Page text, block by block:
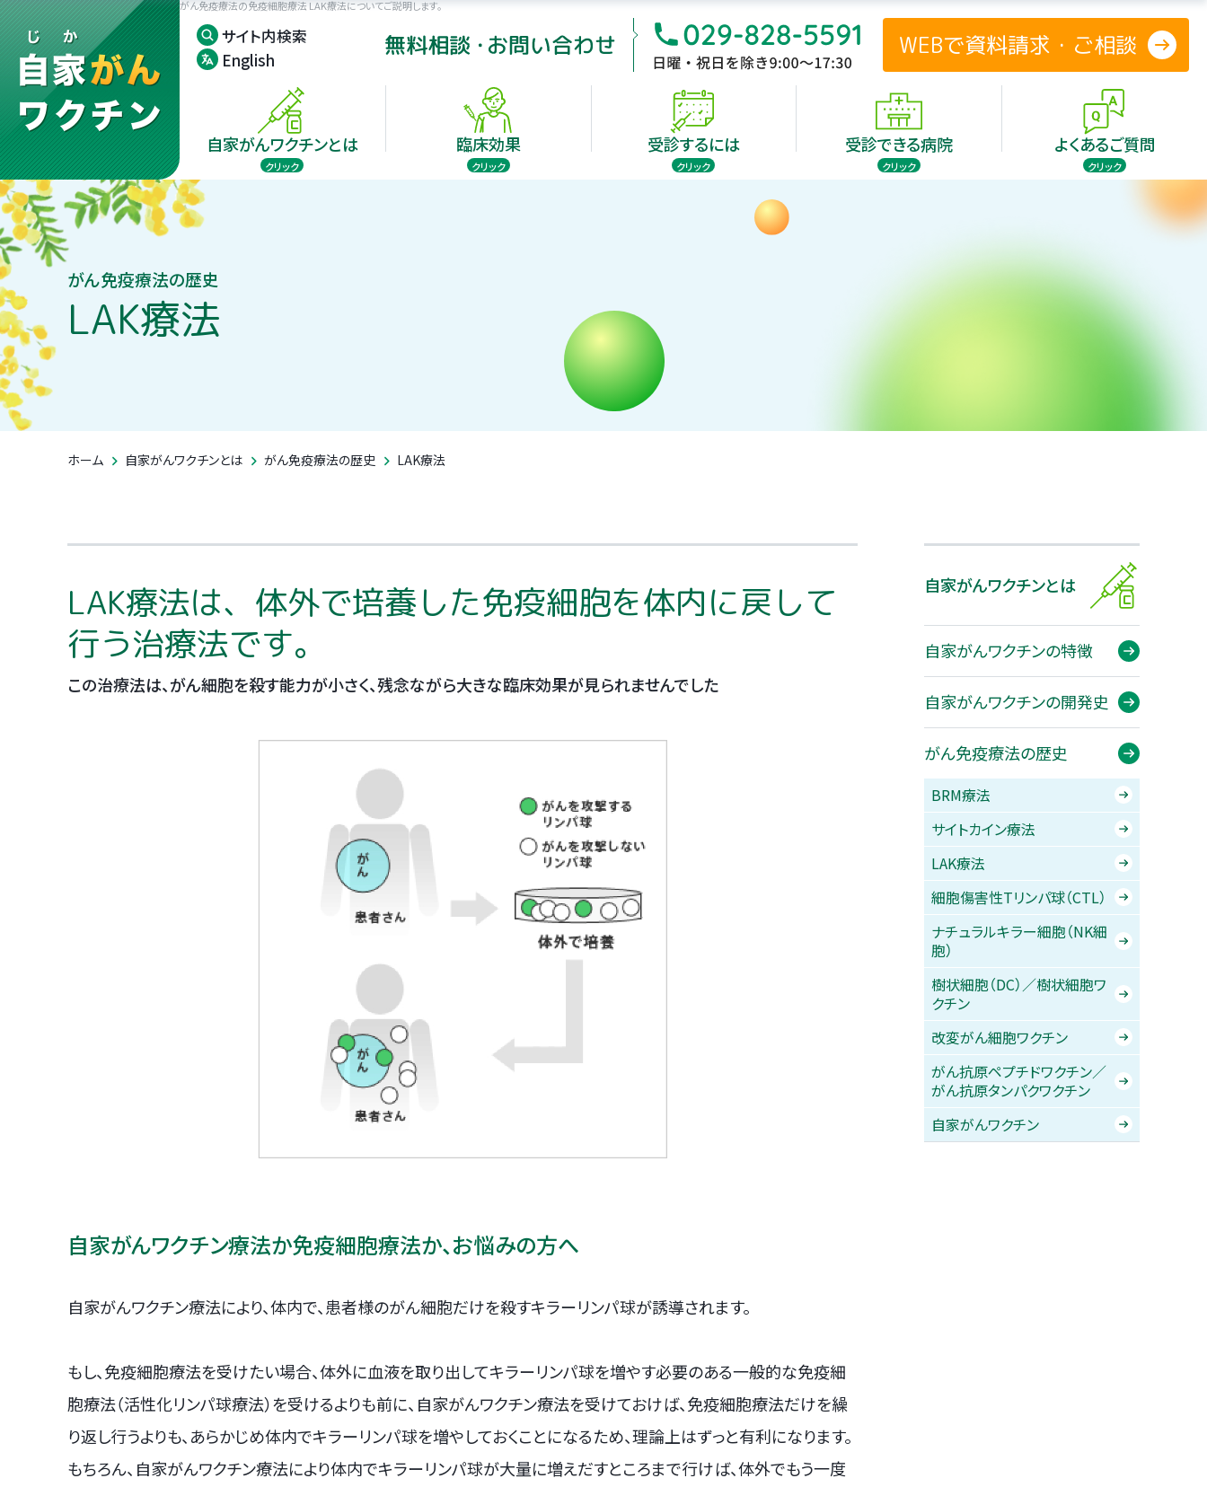
がん免疫療法の免疫細胞療法 LAK療法についてご説明します。
サイト内検索
English
WEBで資料請求・ご相談
自家がんワクチンとは
クリック
自家がんワクチンの特徴
臨床効果
クリック
がん治療の担当医も納得の
受診するには
クリック
免疫反応テストとは
受診できる病院
クリック
よくあるご質問
クリック
自家がんワクチン療法は、手術後のがんの再発・転移の予防
残存がんの治療を目的とした、がん免疫療法です。
臨床効果
臨床試験成績 新たな治験のご案内
受診するには
受診の流れ 診療価格
受診できる病院
jp
がん免疫療法の歴史
LAK療法
ホーム 自家がんワクチンとは がん免疫療法の歴史 LAK療法
LAK療法は、体外で培養した免疫細胞を体内に戻して
行う治療法です。
この治療法は、がん細胞を殺す能力が小さく、残念ながら大きな臨床効果が見られませんでした
自家がんワクチン療法か免疫細胞療法か、お悩みの方へ
自家がんワクチン療法により、体内で、患者様のがん細胞だけを殺すキラーリンパ球が誘導されます。
もし、免疫細胞療法を受けたい場合、体外に血液を取り出してキラーリンパ球を増やす必要のある一般的な免疫細
胞療法（活性化リンパ球療法）を受けるよりも前に、自家がんワクチン療法を受けておけば、免疫細胞療法だけを繰
り返し行うよりも、あらかじめ体内でキラーリンパ球を増やしておくことになるため、理論上はずっと有利になります。
もちろん、自家がんワクチン療法により体内でキラーリンパ球が大量に増えだすところまで行けば、体外でもう一度
自家がんワクチンとは
自家がんワクチンの特徴
自家がんワクチンの開発史
がん免疫療法の歴史
BRM療法
サイトカイン療法
LAK療法
細胞傷害性Tリンパ球（CTL）
ナチュラルキラー細胞（NK細
胞）
樹状細胞（DC）／樹状細胞ワ
クチン
改変がん細胞ワクチン
がん抗原ペプチドワクチン／
がん抗原タンパクワクチン
自家がんワクチン